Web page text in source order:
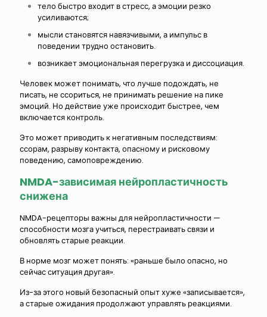
тело быстро входит в стресс, а эмоции резко
усиливаются;
мысли становятся навязчивыми, а импульс в
поведении трудно остановить.
возникает эмоциональная перегрузка и диссоциация.
Человек может понимать, что лучше подождать, не
писать, не ссориться, не принимать решение на пике
эмоций. Но действие уже происходит быстрее, чем
включается контроль.
Это может приводить к негативным последствиям:
ссорам, разрыву контакта, опасному и рисковому
поведению, самоповреждению.
NMDA-зависимая нейропластичность
снижена
NMDA-рецепторы важны для нейропластичности —
способности мозга учиться, перестраивать связи и
обновлять старые реакции.
В норме мозг может понять: «раньше было опасно, но
сейчас ситуация другая».
Из-за этого новый безопасный опыт хуже «записывается»,
а старые ожидания продолжают управлять реакциями.